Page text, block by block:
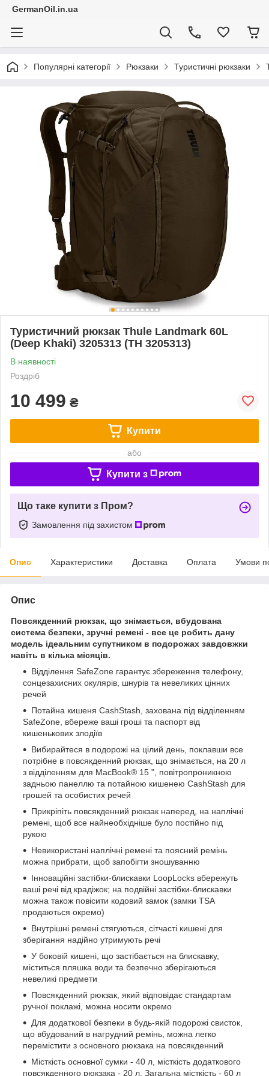
GermanOil.in.ua
Популярні категорії Рюкзаки Туристичні рюкзаки
Туристичний рюкзак Thule Landmark 60L
(Deep Khaki) 3205313 (TH 3205313)
В наявності
Роздріб
10 499 ₴
Купити
або
Купити з
Що таке купити з Пром?
Замовлення під захистом
Опис Характеристики Доставка Оплата Умови
Опис
Повсякденний рюкзак, що знімається, вбудована
система безпеки, зручні ремені - все це робить дану
модель ідеальним супутником в подорожах завдовжки
навіть в кілька місяців.
Відділення SafeZone гарантує збереження телефону,
сонцезахисних окулярів, шнурів та невеликих цінних
речей
Потайна кишеня CashStash, захована під відділенням
SafeZone, вбереже ваші гроші та паспорт від
кишенькових злодіїв
Вибирайтеся в подорожі на цілий день, поклавши все
потрібне в повсякденний рюкзак, що знімається, на 20 л
з відділенням для MacBook® 15 ", повітропроникною
задньою панеллю та потайною кишенею CashStash для
грошей та особистих речей
Прикріпіть повсякденний рюкзак наперед, на наплічні
ремені, щоб все найнеобхідніше було постійно під
рукою
Невикористані наплічні ремені та поясний ремінь
можна прибрати, щоб запобігти зношуванню
Інноваційні застібки-блискавки LoopLocks вбережуть
ваші речі від крадіжок; на подвійні застібки-блискавки
можна також повісити кодовий замок (замки TSA
продаються окремо)
Внутрішні ремені стягуються, сітчасті кишені для
зберігання надійно утримують речі
У боковій кишені, що застібається на блискавку,
міститься пляшка води та безпечно зберігаються
невеликі предмети
Повсякденний рюкзак, який відповідає стандартам
ручної поклажі, можна носити окремо
Для додаткової безпеки в будь-якій подорожі свисток,
що вбудований в нагрудний ремінь, можна легко
перемістити з основного рюкзака на повсякденний
Місткість основної сумки - 40 л, місткість додаткового
повсякденного рюкзака - 20 л. Загальна місткість - 60 л